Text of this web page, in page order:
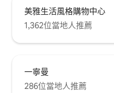
美雅生活風格購物中心
1,362位當地人推薦
一寧曼
286位當地人推薦